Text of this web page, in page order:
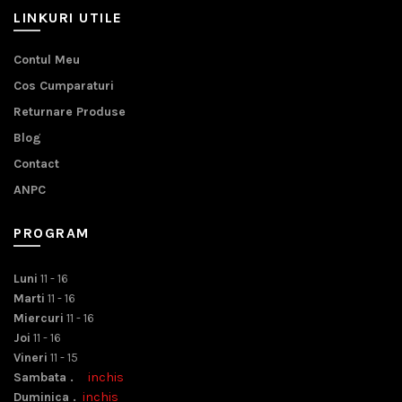
LINKURI UTILE
Contul Meu
Cos Cumparaturi
Returnare Produse
Blog
Contact
ANPC
PROGRAM
Luni 11 - 16
Marti 11 - 16
Miercuri 11 - 16
Joi 11 - 16
Vineri 11 - 15
Sambata . inchis
Duminica . inchis